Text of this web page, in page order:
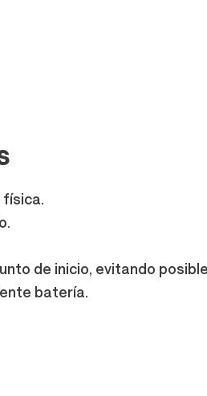
física.
de inicio, evitando
batería.